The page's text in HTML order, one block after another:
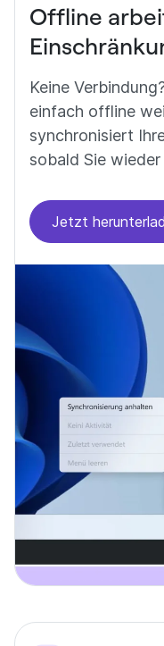
Offline
Keine
einfach offline
synchronisiert
sobald Sie
Jetzt